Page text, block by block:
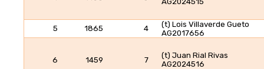
5 1865 4
(t) Lois Villaverde Gueto
AG2017656
6 1459 7
(t) Juan Rial Rivas
AG2024516